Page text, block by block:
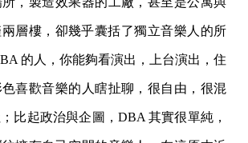
層樓，卻幾乎囊括了獨立音樂人的所
的人，你能夠看演出，上台演出，住
喜歡音樂的人瞎扯聊，很自由，很混
比起政治與企圖，DBA 其實很單純，